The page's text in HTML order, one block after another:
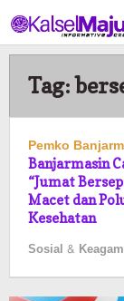
ke
konten
Tag:
Pemko
Banjarmasin
“Jumat
Macet dan
Kesehatan
Sosial &